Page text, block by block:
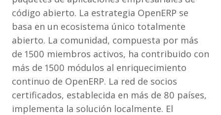
código abierto. La estrategia OpenERP se
basa en un ecosistema único totalmente
abierto. La comunidad, compuesta por más
de 1500 miembros activos, ha contribuido con
más de 1500 módulos al enriquecimiento
continuo de OpenERP. La red de socios
certificados, establecida en más de 80 países,
implementa la solución localmente. El